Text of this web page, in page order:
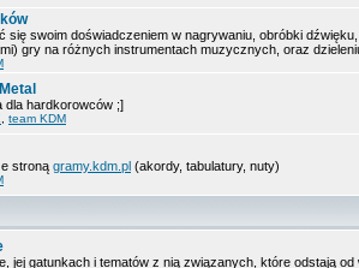
się swoim doświadczeniem w nagrywaniu, obróbki
gry na różnych instrumentach muzycznych, oraz
dla hardkorowców ;]
team KDM
stroną gramy.kdm.pl (akordy, tabulatury, nuty)
jej gatunkach i tematów z nią związanych, które odstają od